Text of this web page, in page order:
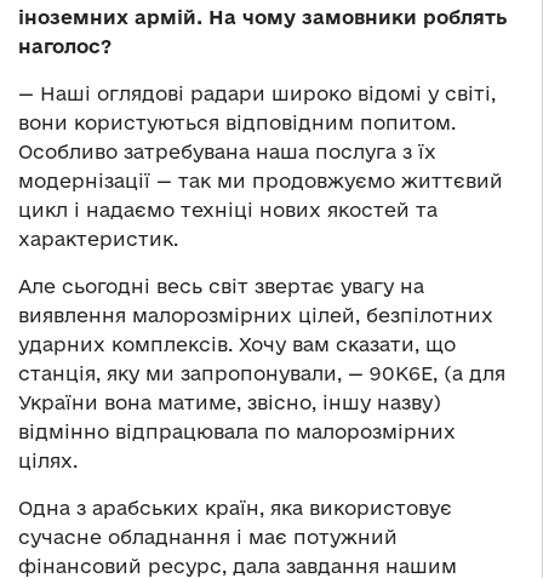
іноземних армій. На чому замовники роблять
наголос?
— Наші оглядові радари широко відомі у світі,
вони користуються відповідним попитом.
Особливо затребувана наша послуга з їх
модернізації — так ми продовжуємо життєвий
цикл і надаємо техніці нових якостей та
характеристик.
Але сьогодні весь світ звертає увагу на
виявлення малорозмірних цілей, безпілотних
ударних комплексів. Хочу вам сказати, що
станція, яку ми запропонували, — 90К6Е, (а для
України вона матиме, звісно, іншу назву)
відмінно відпрацювала по малорозмірних
цілях.
Одна з арабських країн, яка використовує
сучасне обладнання і має потужний
фінансовий ресурс, дала завдання нашим